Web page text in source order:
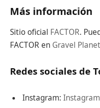
Más información
Sitio oficial FACTOR.
FACTOR en Gravel
Redes sociales de
Instagram: